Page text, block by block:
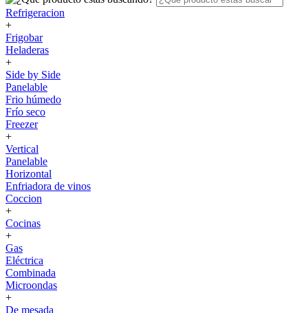
Refrigeracion
+
Frigobar
Heladeras
+
Side by Side
Panelable
Frio húmedo
Frío seco
Freezer
+
Vertical
Panelable
Horizontal
Enfriadora de vinos
Coccion
+
Cocinas
+
Gas
Eléctrica
Combinada
Microondas
+
De mesada